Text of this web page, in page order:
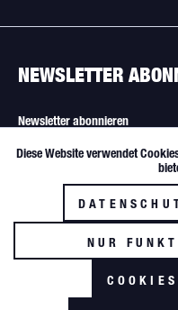
NEWSLETTER
Newsletter abonnieren
Alle Angebote sind
gewerbliche Käufer.
Funktionale
Diese Website verwendet
NUR